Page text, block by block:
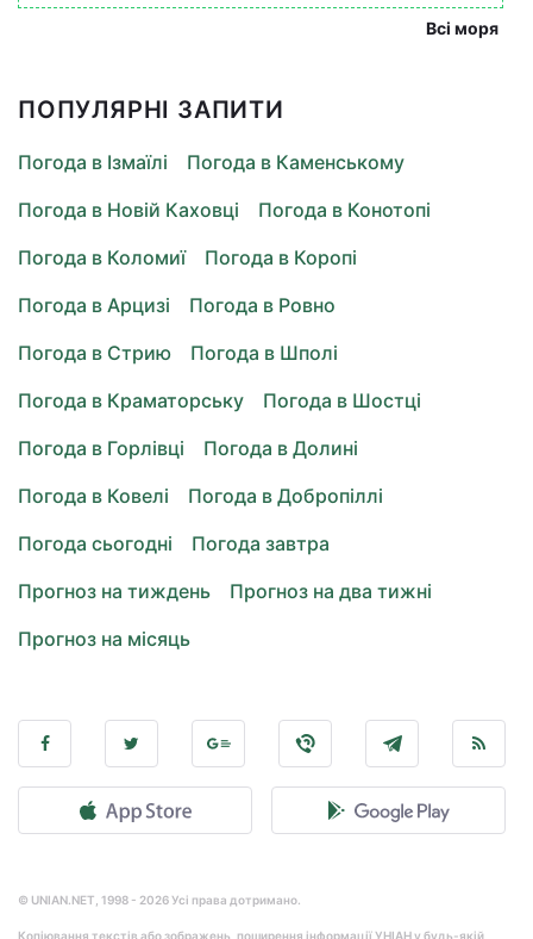
Всі моря
ПОПУЛЯРНІ ЗАПИТИ
Погода в Ізмаїлі
Погода в Каменському
Погода в Новій Каховці
Погода в Конотопі
Погода в Коломиї
Погода в Коропі
Погода в Арцизі
Погода в Ровно
Погода в Стрию
Погода в Шполі
Погода в Краматорську
Погода в Шостці
Погода в Горлівці
Погода в Долині
Погода в Ковелі
Погода в Добропіллі
Погода сьогодні
Погода завтра
Прогноз на тиждень
Прогноз на два тижні
Прогноз на місяць
© UNIAN.NET, 1998 - 2026 Усі права дотримано.
Копіювання текстів або зображень, поширення інформації УНІАН у будь-якій